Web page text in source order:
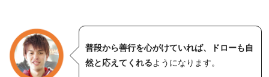
普段から善行を心がけていれば、ドローも自
然と応えてくれるようになります。